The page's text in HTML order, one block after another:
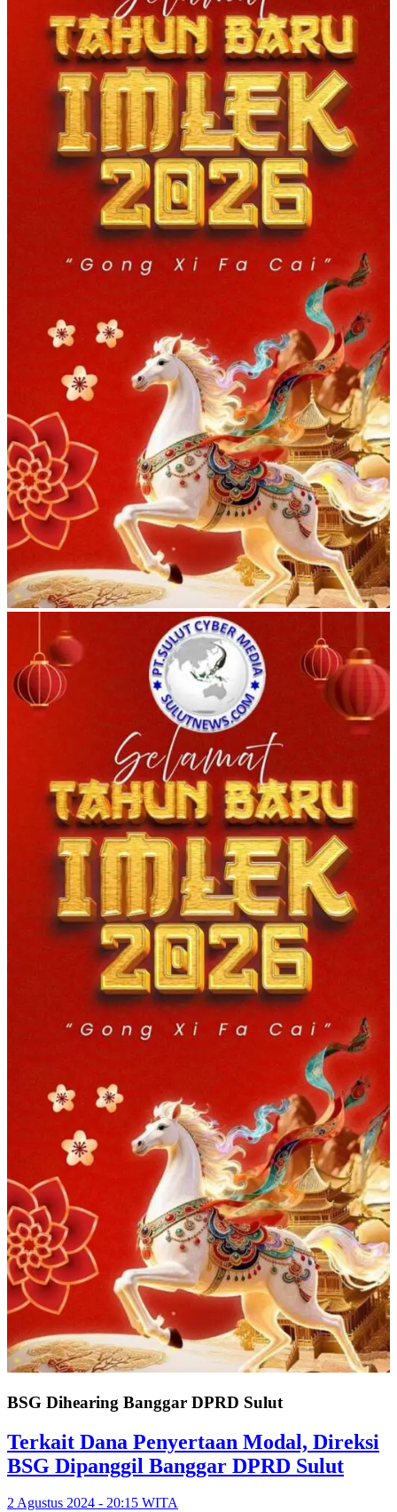
BSG Dihearing Banggar DPRD Sulut
Terkait Dana Penyertaan Modal, Direksi
BSG Dipanggil Banggar DPRD Sulut
2 Agustus 2024 - 20:15 WITA